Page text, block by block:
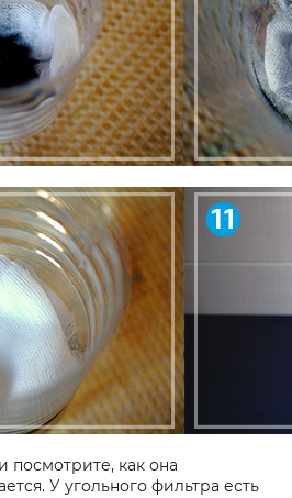
посмотрите, как она
У угольного фильтра есть